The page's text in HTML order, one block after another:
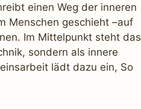
einen Weg der inneren
Menschen geschieht –auf
Im Mittelpunkt steht das
sondern als innere
lädt dazu ein, So